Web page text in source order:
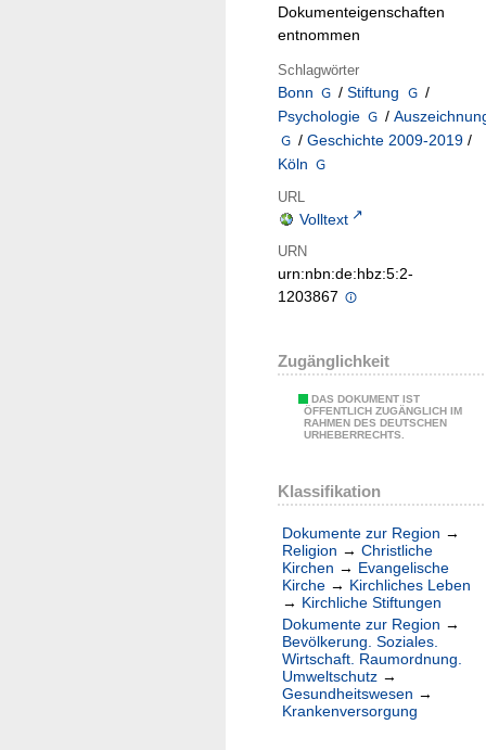
Dokumenteigenschaften
entnommen
Schlagwörter
Bonn / Stiftung
/
Psychologie
/
/ Geschichte 2009-2019 /
Köln
URL
Volltext
URN
urn:nbn:de:hbz:5:2-
1203867
Zugänglichkeit
DAS DOKUMENT IST
ÖFFENTLICH ZUGÄNGLICH IM
RAHMEN DES DEUTSCHEN
URHEBERRECHTS.
Klassifikation
Dokumente zur Region →
Religion → Christliche
Kirchen → Evangelische
Kirche → Kirchliches Leben
→ Kirchliche Stiftungen
Dokumente zur Region →
Bevölkerung. Soziales.
Wirtschaft. Raumordnung.
Umweltschutz →
Gesundheitswesen →
Krankenversorgung